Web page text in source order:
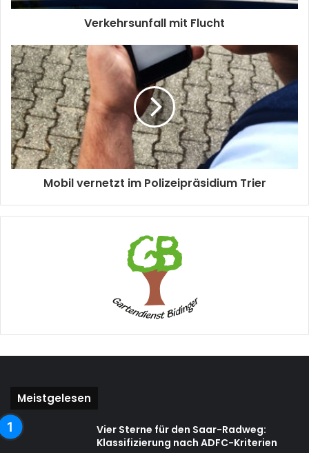
Verkehrsunfall mit Flucht
Mobil vernetzt im Polizeipräsidium Trier
Meistgelesen
Vier Sterne für den Saar-Radweg:
Klassifizierung nach ADFC-Kriterien